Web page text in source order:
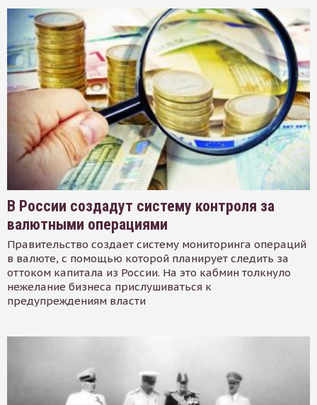
В России создадут систему контроля за
валютными операциями
Правительство создает систему мониторинга операций
в валюте, с помощью которой планирует следить за
оттоком капитала из России. На это кабмин толкнуло
нежелание бизнеса прислушиваться к
предупреждениям власти